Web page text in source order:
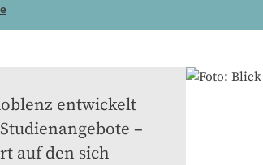
entwickelt
–
auf den sich